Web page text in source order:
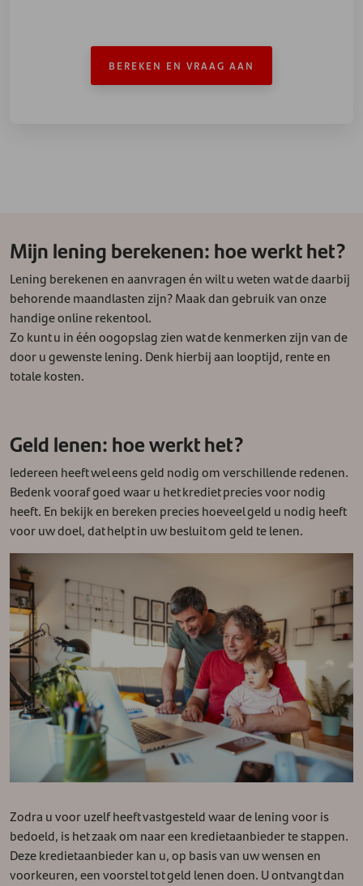
BEREKEN EN VRAAG AAN
Mijn lening berekenen: hoe werkt het?
Lening berekenen en aanvragen én wilt u weten wat de daarbij
behorende maandlasten zijn? Maak dan gebruik van onze
handige online rekentool.
Zo kunt u in één oogopslag zien wat de kenmerken zijn van de
door u gewenste lening. Denk hierbij aan looptijd, rente en
totale kosten.
Geld lenen: hoe werkt het?
Iedereen heeft wel eens geld nodig om verschillende redenen.
Bedenk vooraf goed waar u het krediet precies voor nodig
heeft. En bekijk en bereken precies hoeveel geld u nodig heeft
voor uw doel, dat helpt in uw besluit om geld te lenen.
Zodra u voor uzelf heeft vastgesteld waar de lening voor is
bedoeld, is het zaak om naar een kredietaanbieder te stappen.
Deze kredietaanbieder kan u, op basis van uw wensen en
voorkeuren, een voorstel tot geld lenen doen. U ontvangt dan